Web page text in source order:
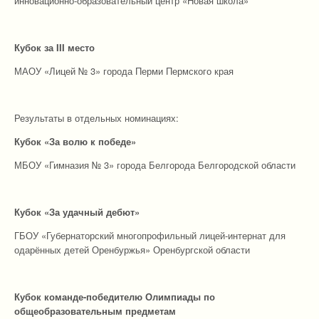
Кубок за III место
МАОУ «Лицей № 3» города Перми Пермского края
Результаты в отдельных номинациях:
Кубок «За волю к победе»
МБОУ «Гимназия № 3» города Белгорода Белгородской области
Кубок «За удачный дебют»
ГБОУ «Губернаторский многопрофильный лицей-интернат для
одарённых детей Оренбуржья» Оренбургской области
Кубок команде-победителю Олимпиады по
общеобразовательным предметам